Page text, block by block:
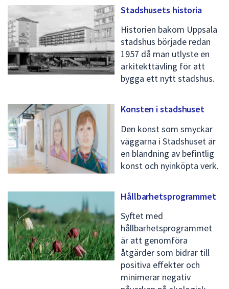
Stadshusets historia
Historien bakom Uppsala
stadshus började redan
1957 då man utlyste en
arkitekttävling för att
bygga ett nytt stadshus.
Konsten i stadshuset
Den konst som smyckar
väggarna i Stadshuset är
en blandning av befintlig
konst och nyinköpta verk.
Hållbarhetsprogrammet
Syftet med
hållbarhetsprogrammet
är att genomföra
åtgärder som bidrar till
positiva effekter och
minimerar negativ